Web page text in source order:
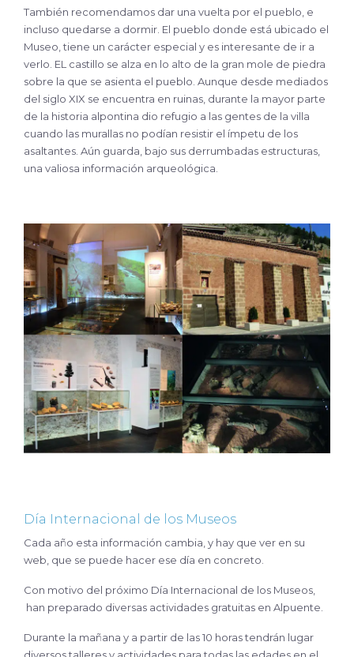
También recomendamos dar una vuelta por el pueblo, e
incluso quedarse a dormir. El pueblo donde está ubicado el
Museo, tiene un carácter especial y es interesante de ir a
verlo. EL castillo se alza en lo alto de la gran mole de piedra
sobre la que se asienta el pueblo. Aunque desde mediados
del siglo XIX se encuentra en ruinas, durante la mayor parte
de la historia alpontina dio refugio a las gentes de la villa
cuando las murallas no podían resistir el ímpetu de los
asaltantes. Aún guarda, bajo sus derrumbadas estructuras,
una valiosa información arqueológica.
Día Internacional de los Museos
Cada año esta información cambia, y hay que ver en su
web, que se puede hacer ese día en concreto.
Con motivo del próximo Día Internacional de los Museos,
han preparado diversas actividades gratuitas en Alpuente.
Durante la mañana y a partir de las 10 horas tendrán lugar